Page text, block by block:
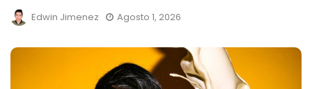
Edwin Jimenez Agosto 1, 2026